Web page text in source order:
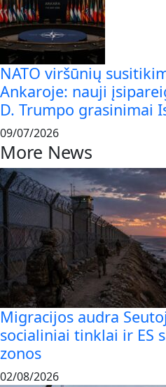
NATO viršūnių
Ankaroje: nauji
D. Trumpo grasinimai
09/07/2026
More News
Migracijos audra
socialiniai tinklai ir ES
zonos
02/08/2026